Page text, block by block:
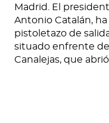
Madrid. El
Antonio Catalán,
pistoletazo de
situado enfrente
Canalejas, que